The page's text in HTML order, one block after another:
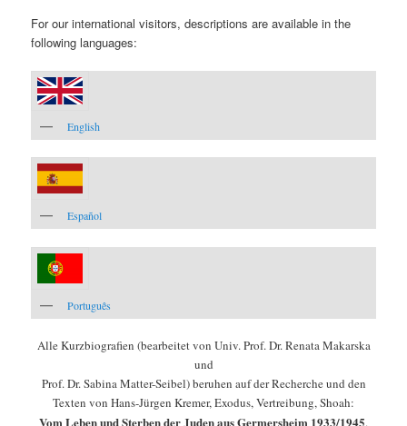
For our international visitors, descriptions are available in the
following languages:
English
Español
Português
Alle Kurzbiografien (bearbeitet von Univ. Prof. Dr. Renata Makarska
und
Prof. Dr. Sabina Matter-Seibel) beruhen auf der Recherche und den
Texten von Hans-Jürgen Kremer, Exodus, Vertreibung, Shoah:
Vom Leben und Sterben der Juden aus Germersheim 1933/1945.